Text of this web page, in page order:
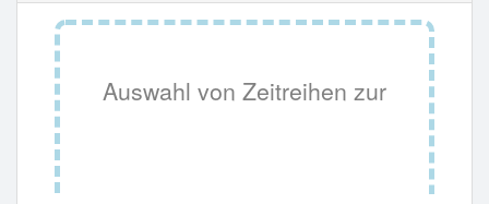
Auswahl von Zeitreihen zur